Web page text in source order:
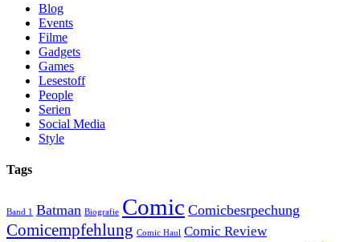
Blog
Events
Filme
Gadgets
Games
Lesestoff
People
Serien
Social Media
Style
Tags
Band 1 Batman Biografie Comic Comicbesrpechung
Comicempfehlung Comic Haul Comic Review